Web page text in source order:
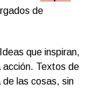
de
que inspiran,
acción. Textos de
las cosas, sin